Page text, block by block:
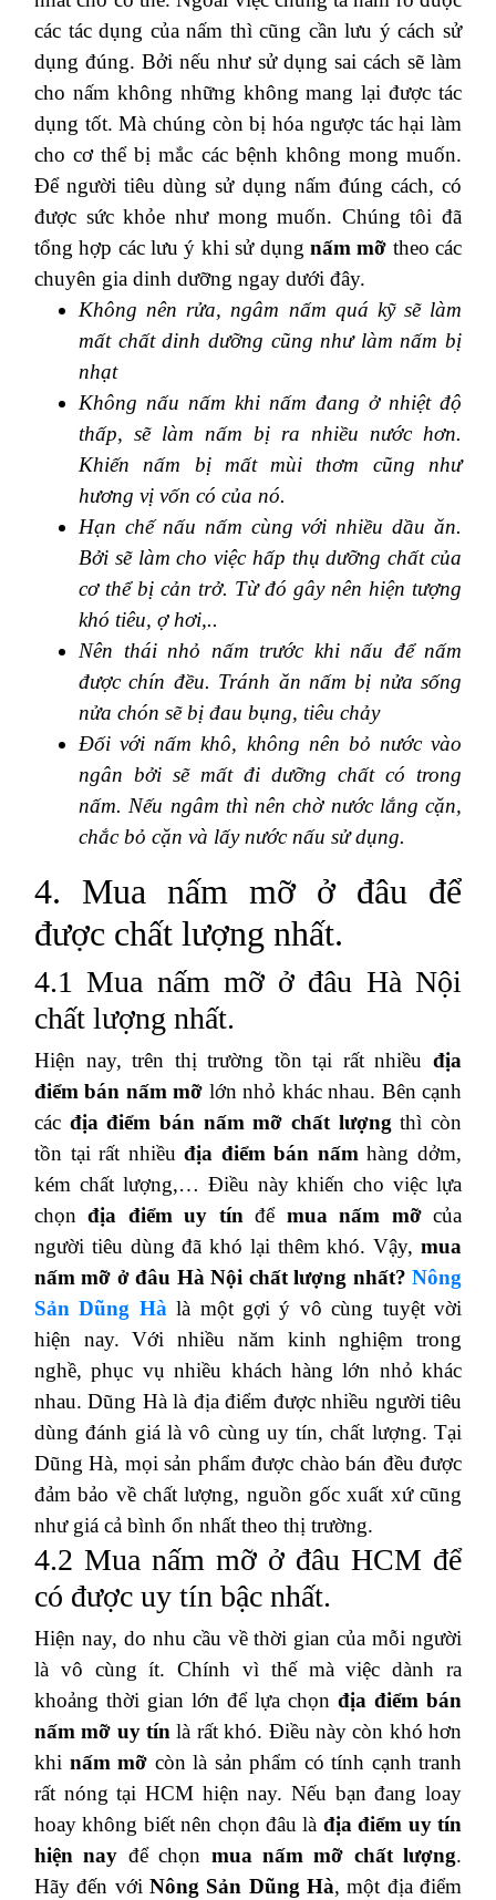
các tác dụng của nấm thì cũng cần lưu ý cách sử
dụng đúng. Bởi nếu như sử dụng sai cách sẽ làm
cho nấm không những không mang lại được tác
dụng tốt. Mà chúng còn bị hóa ngược tác hại làm
cho cơ thể bị mắc các bệnh không mong muốn.
Để người tiêu dùng sử dụng nấm đúng cách, có
được sức khỏe như mong muốn. Chúng tôi đã
tổng hợp các lưu ý khi sử dụng nấm mỡ theo các
chuyên gia dinh dưỡng ngay dưới đây.
Không nên rửa, ngâm nấm quá kỹ sẽ làm
mất chất dinh dưỡng cũng như làm nấm bị
nhạt
Không nấu nấm khi nấm đang ở nhiệt độ
thấp, sẽ làm nấm bị ra nhiều nước hơn.
Khiến nấm bị mất mùi thơm cũng như
hương vị vốn có của nó.
Hạn chế nấu nấm cùng với nhiều dầu ăn.
Bởi sẽ làm cho việc hấp thụ dưỡng chất của
cơ thể bị cản trở. Từ đó gây nên hiện tượng
khó tiêu, ợ hơi,..
Nên thái nhỏ nấm trước khi nấu để nấm
được chín đều. Tránh ăn nấm bị nửa sống
nửa chón sẽ bị đau bụng, tiêu chảy
Đối với nấm khô, không nên bỏ nước vào
ngân bởi sẽ mất đi dưỡng chất có trong
nấm. Nếu ngâm thì nên chờ nước lắng cặn,
chắc bỏ cặn và lấy nước nấu sử dụng.
4. Mua nấm mỡ ở đâu để
được chất lượng nhất.
4.1 Mua nấm mỡ ở đâu Hà Nội
chất lượng nhất.
Hiện nay, trên thị trường tồn tại rất nhiều địa
điểm bán nấm mỡ lớn nhỏ khác nhau. Bên cạnh
các địa điểm bán nấm mỡ chất lượngthì còn
tồn tại rất nhiều địa điểm bán nấmhàng dởm,
kém chất lượng,… Điều này khiến cho việc lựa
chọnđịa điểm uy tínđể mua nấm mỡcủa
người tiêu dùng đã khó lại thêm khó. Vậy, mua
nấm mỡ ở đâu Hà Nội chất lượng nhất? Nông
Sản Dũng Hàlà một gợi ý vô cùng tuyệt vời
hiện nay. Với nhiều năm kinh nghiệm trong
nghề, phục vụ nhiều khách hàng lớn nhỏ khác
nhau. Dũng Hà là địa điểm được nhiều người tiêu
dùng đánh giá là vô cùng uy tín, chất lượng. Tại
Dũng Hà, mọi sản phẩm được chào bán đều được
đảm bảo về chất lượng, nguồn gốc xuất xứ cũng
như giá cả bình ổn nhất theo thị trường.
4.2 Mua nấm mỡ ở đâu HCM để
có được uy tín bậc nhất.
Hiện nay, do nhu cầu về thời gian của mỗi người
là vô cùng ít. Chính vì thế mà việc dành ra
khoảng thời gian lớn để lựa chọn địa điểm bán
nấm mỡ uy tín là rất khó. Điều này còn khó hơn
khi nấm mỡ còn là sản phẩm có tính cạnh tranh
rất nóng tại HCM hiện nay. Nếu bạn đang loay
hoay không biết nên chọn đâu là địa điểm uy tín
hiện nay để chọn mua nấm mỡ chất lượng.
Hãy đến với Nông Sản Dũng Hà, một địa điểm